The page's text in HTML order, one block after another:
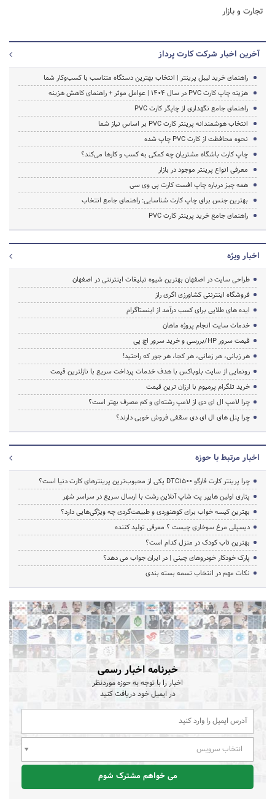
تجارت و بازار
آخرین اخبار شرکت کارت پرداز
راهنمای خرید لیبل پرینتر | انتخاب بهترین دستگاه متناسب با کسب‌وکار شما
هزینه چاپ کارت PVC در سال ۱۴۰۴ | عوامل موثر + راهنمای کاهش هزینه
راهنمای جامع نگهداری از چاپگر کارت PVC
انتخاب هوشمندانه پرینتر کارت PVC بر اساس نیاز شما
نحوه محافظت از کارت PVC چاپ شده
چاپ کارت باشگاه مشتریان چه کمکی به کسب و کارها می‌کند؟
معرفی انواع پرینتر موجود در بازار
همه چیز درباره چاپ افست کارت پی وی سی
بهترین جنس برای چاپ کارت شناسایی: راهنمای جامع انتخاب
راهنمای جامع خرید پرینتر کارت PVC
اخبار ویژه
طراحی سایت در اصفهان بهترین شیوه تبلیغات اینترنتی در اصفهان
فروشگاه اینترنتی کشاورزی اگری راز
ایده های طلایی برای کسب درآمد از اینستاگرام
خدمات سایت انجام پروژه ماهان
قیمت سرور HP/بررسی و خرید سرور اچ پی
هر زبانی، هر زمانی، هر کجا، هر جور که راحتید!
رونمایی از سایت بلوباکس با هدف خدمات پرداخت سریع با نازلترین قیمت
خرید تلگرام پرمیوم با ارزان ترین قیمت
چرا لامپ ال ای دی از لامپ رشته‌ای و کم مصرف بهتر است؟
چرا پنل های ال ای دی سقفی فروش خوبی دارند؟
اخبار مرتبط با حوزه
چرا پرینتر کارت فارگو DTC1500 یکی از محبوب‌ترین پرینترهای کارت دنیا است؟
پتاری اولین هایپر پت شاپ آنلاین رشت با ارسال سریع در سراسر شهر
بهترین کیسه خواب برای کوهنوردی و طبیعت‌گردی چه ویژگی‌هایی دارد؟
دیسپلی مرغ سوخاری چیست ؟ معرفی تولید کننده
بهترین تاب کودک در منزل کدام است؟
پارک خودکار خودروهای چینی | در ایران جواب می دهد؟
نکات مهم در انتخاب تسمه بسته بندی
خبرنامه اخبار رسمی
اخبار را با توجه به حوزه موردنظر
در ایمیل خود دریافت کنید
انتخاب سرویس
می خواهم مشترک شوم